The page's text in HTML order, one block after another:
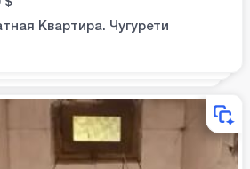
Квартира. Чугурети